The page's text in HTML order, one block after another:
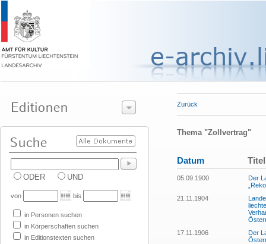
ODER UND
von bis
in Personen suchen
in Körperschaften suchen
in Editionstexten suchen
Zurück
Thema "Zollvertrag"
Datum Titel
05.09.1900
Der
21.11.1904
17.11.1906
Der